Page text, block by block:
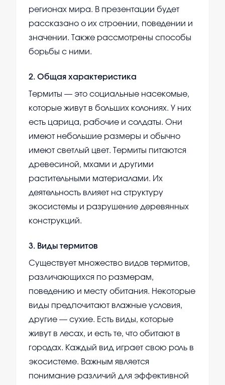
регионах мира. В презентации будет
рассказано о их строении, поведении и
значении. Также рассмотрены способы
борьбы с ними.
2. Общая характеристика
Термиты — это социальные насекомые,
которые живут в больших колониях. У них
есть царица, рабочие и солдаты. Они
имеют небольшие размеры и обычно
имеют светлый цвет. Термиты питаются
древесиной, мхами и другими
растительными материалами. Их
деятельность влияет на структуру
экосистемы и разрушение деревянных
конструкций.
3. Виды термитов
Существует множество видов термитов,
различающихся по размерам,
поведению и месту обитания. Некоторые
виды предпочитают влажные условия,
другие — сухие. Есть виды, которые
живут в лесах, и есть те, что обитают в
городах. Каждый вид играет свою роль в
экосистеме. Важным является
понимание различий для эффективной